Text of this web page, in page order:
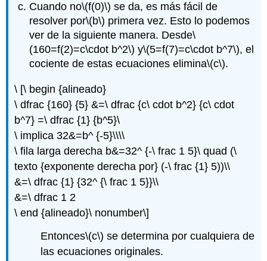
Cuando no\(f(0)\) se da, es más fácil de
resolver por\(b\) primera vez. Esto lo podemos
ver de la siguiente manera. Desde\
(160=f(2)=c\cdot b^2\) y\(5=f(7)=c\cdot b^7\), el
cociente de estas ecuaciones elimina\(c\).
\ [\ begin {alineado}
\ dfrac {160} {5} &=\ dfrac {c\ cdot b^2} {c\ cdot
b^7} =\ dfrac {1} {b^5}\
\ implica 32&=b^ {-5}\\\\
\ fila larga derecha b&=32^ {-\ frac 1 5}\ quad (\
texto {exponente derecha por} (-\ frac {1} 5))\\
&=\ dfrac {1} {32^ {\ frac 1 5}}\\
&=\ dfrac 1 2
\ end {alineado}\ nonumber\]
Entonces\(c\) se determina por cualquiera de
las ecuaciones originales.